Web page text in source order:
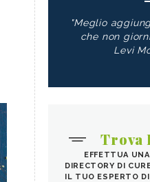
"Meglio
che non
Levi
Trova
EFFETTUA
DIRECTORY DI
IL TUO ESPERTO